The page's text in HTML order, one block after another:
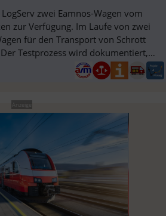
zwei Eamnos-Wagen vom
zur Verfügung. Im Laufe von zwei
für den Transport von Schrott
Testprozess wird dokumentiert,
Anzeige